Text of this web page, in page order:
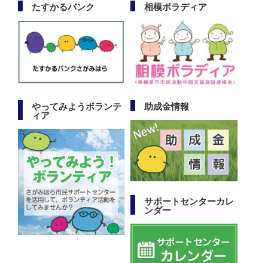
たすかるバンク 相模ボラディア
やってみようボランテ
ィア
助成金情報
サポートセンターカレ
ンダー